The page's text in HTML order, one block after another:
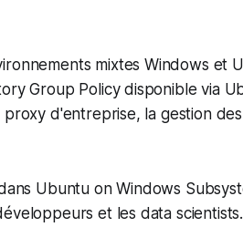
mixtes Windows et
Group Policy disponible via
d'entreprise, la gestion
Ubuntu on Windows
et les data